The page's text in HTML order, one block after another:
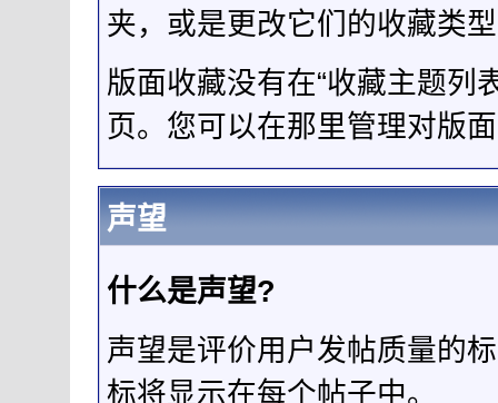
夹，或是更改它们的收藏类
版面收藏没有在“收藏主题列
页。您可以在那里管理对版
声望
什么是声望?
声望是评价用户发帖质量的
标将显示在每个帖子中。